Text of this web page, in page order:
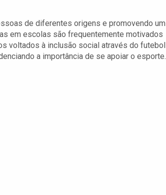
de diferentes origens e promovendo um
em escolas são frequentemente motivados
voltados à inclusão social através do futebol
a importância de se apoiar o esporte.